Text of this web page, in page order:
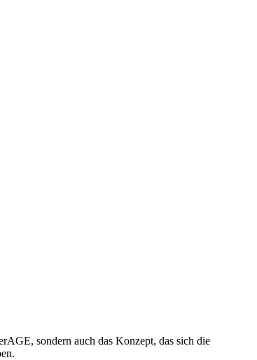
sondern auch das Konzept, das sich die